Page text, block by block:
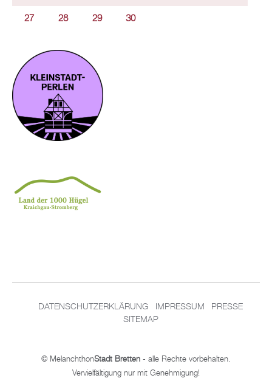
27 28 29 30
DATENSCHUTZERKLÄRUNG IMPRESSUM
PRESSE
SITEMAP
© MelanchthonStadt Bretten - alle Rechte vorbehalten.
Vervielfältigung nur mit Genehmigung!